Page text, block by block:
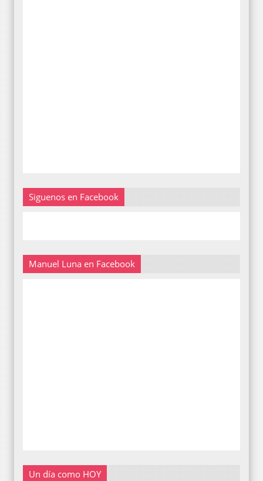
Siguenos en Facebook
Manuel Luna en Facebook
Un día como HOY